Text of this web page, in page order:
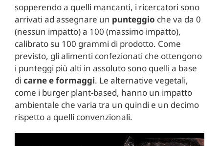
sopperendo a quelli mancanti, i ricercatori sono
arrivati ad assegnare un punteggio che va da 0
(nessun impatto) a 100 (massimo impatto),
calibrato su 100 grammi di prodotto. Come
previsto, gli alimenti confezionati che ottengono
i punteggi più alti in assoluto sono quelli a base
di carne e formaggi. Le alternative vegetali,
come i burger plant-based, hanno un impatto
ambientale che varia tra un quindi e un decimo
rispetto a quelli convenzionali.